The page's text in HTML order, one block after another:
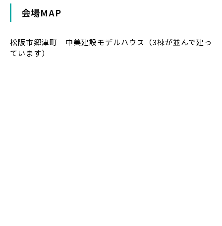
会場MAP
松阪市郷津町 中美建設モデルハウス（3棟が並んで建っ
ています）